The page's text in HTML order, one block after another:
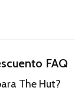
FAQ
The Hut?